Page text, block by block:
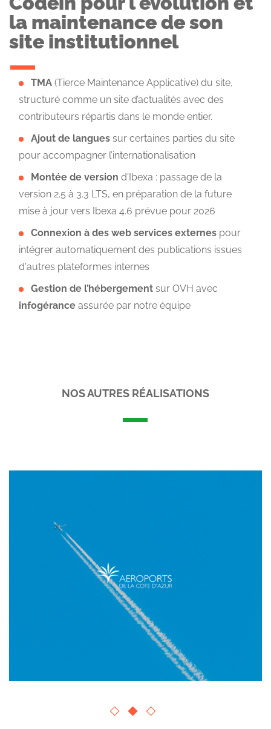
la maintenance de son
site institutionnel
TMA (Tierce Maintenance Applicative) du site,
structuré comme un site d’actualités avec des
contributeurs répartis dans le monde entier.
Ajout de langues sur certaines parties du site
pour accompagner l’internationalisation
Montée de version d'Ibexa : passage de la
version 2.5 à 3.3 LTS, en préparation de la future
mise à jour vers Ibexa 4.6 prévue pour 2026
Connexion à des web services externes pour
intégrer automatiquement des publications issues
d'autres plateformes internes
Gestion de l’hébergement sur OVH avec
infogérance assurée par notre équipe
NOS AUTRES RÉALISATIONS